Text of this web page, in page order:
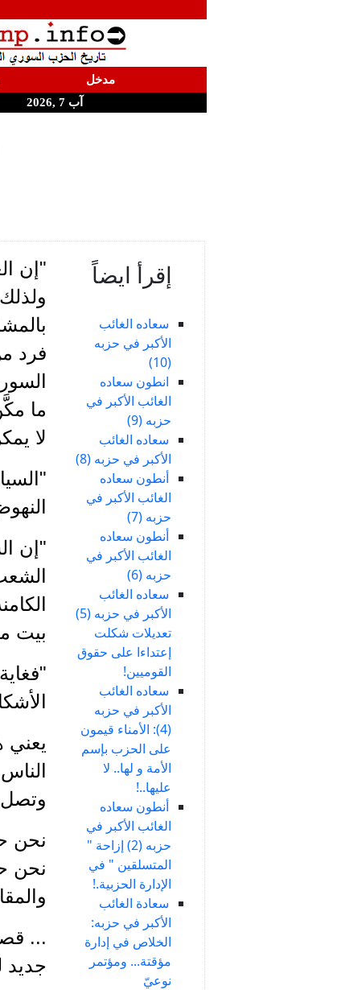
مدخل
آب 7 ,2026
إقرأ ايضاً
سعاده الغائب
الأكبر في حزبه
(10)
انطون سعاده
الغائب الأكبر في
حزبه (9)
سعاده الغائب
الأكبر في حزبه (8)
أنطون سعاده
الغائب الأكبر في
حزبه (7)
أنطون سعاده
الغائب الأكبر في
حزبه (6)
سعاده الغائب
الأكبر في حزبه (5)
تعديلات شكلت
إعتداءا على حقوق
القوميين!
سعاده الغائب
الأكبر في حزبه
(4): الأمناء قيمون
على الحزب بإسم
الأمة و لها.. لا
عليها..!
أنطون سعاده
الغائب الأكبر في
حزبه (2) إزاحة "
المتسلقين " في
الإدارة الحزبية.!
سعادة الغائب
الأكبر في حزبه:
الخلاص في إدارة
مؤقتة... ومؤتمر
نوعيّ
"إن
فرد
ما
لا
"إن
بيت مري 19/
يعني
وتصل
نحن
نحن
...
جديد